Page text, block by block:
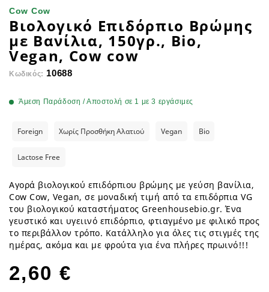
Cow Cow
Βιολογικό Επιδόρπιο Βρώμης
με Βανίλια, 150γρ., Bio,
Vegan, Cow cow
Κωδικός: 10688
Άμεση Παράδοση / Αποστολή σε 1 με 3 εργάσιμες
Foreign Χωρίς Προσθήκη Αλατιού Vegan Bio
Lactose Free
Αγορά βιολογικού επιδόρπιου βρώμης με γεύση βανίλια,
Cow Cow, Vegan, σε μοναδική τιμή από τα επιδόρπια VG
του βιολογικού καταστήματος Greenhousebio.gr. Ένα
γευστικό και υγειινό επιδόρπιο, φτιαγμένο με φιλικό προς
το περιβάλλον τρόπο. Κατάλληλο για όλες τις στιγμές της
ημέρας, ακόμα και με φρούτα για ένα πλήρες πρωινό!!!
2,60 €